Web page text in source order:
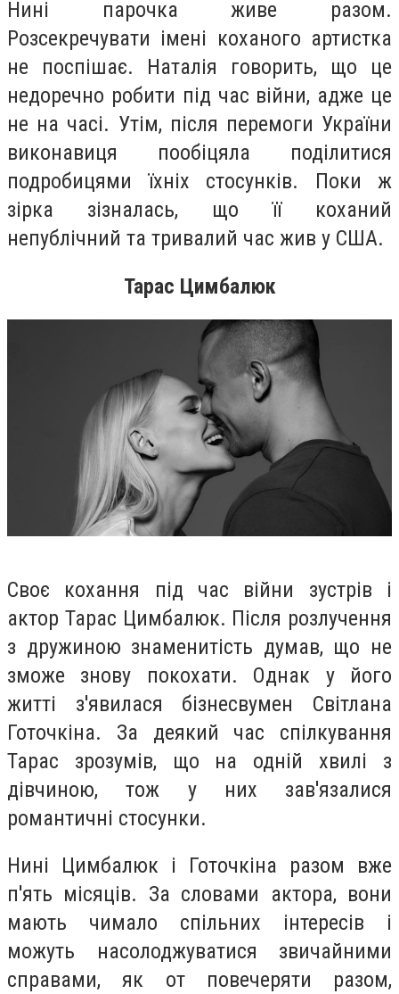
Нині парочка живе разом.
Розсекречувати імені коханого артистка
не поспішає. Наталія говорить, що це
недоречно робити під час війни, адже це
не на часі. Утім, після перемоги України
виконавиця пообіцяла поділитися
подробицями їхніх стосунків. Поки ж
зірка зізналась, що її коханий
непублічний та тривалий час жив у США.
Тарас Цимбалюк
Своє кохання під час війни зустрів і
актор Тарас Цимбалюк. Після розлучення
з дружиною знаменитість думав, що не
зможе знову покохати. Однак у його
житті з'явилася бізнесвумен Світлана
Готочкіна. За деякий час спілкування
Тарас зрозумів, що на одній хвилі з
дівчиною, тож у них зав'язалися
романтичні стосунки.
Нині Цимбалюк і Готочкіна разом вже
п'ять місяців. За словами актора, вони
мають чимало спільних інтересів і
можуть насолоджуватися звичайними
справами, як от повечеряти разом,